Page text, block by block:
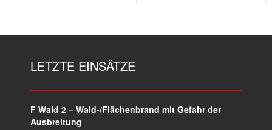
LETZTE EINSÄTZE
F Wald 2 – Wald-/Flächenbrand mit Gefahr der
Ausbreitung